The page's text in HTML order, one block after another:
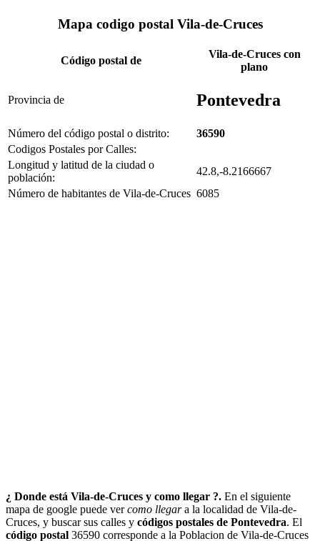
Mapa codigo postal Vila-de-Cruces
Código postal de
Vila-de-Cruces con
plano
Provincia de Pontevedra
Número del código postal o distrito:
36590
Codigos Postales por Calles:
Longitud y latitud de la ciudad o
población:
42.8,-8.2166667
Número de habitantes de Vila-de-Cruces 6085
¿ Donde está Vila-de-Cruces y como llegar ?. En el siguiente
mapa de google puede vercomo llegara la localidad de Vila-de-
Cruces, y buscar sus calles y códigos postales de Pontevedra. El
código postal 36590 corresponde a la Poblacion de Vila-de-Cruces